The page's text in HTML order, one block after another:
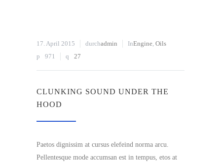
17. April 2015 durchadmin InEngine, Oils
971
27
CLUNKING SOUND UNDER THE
HOOD
Paetos dignissim at cursus elefeind norma arcu.
Pellentesque mode accumsan est in tempus, etos at